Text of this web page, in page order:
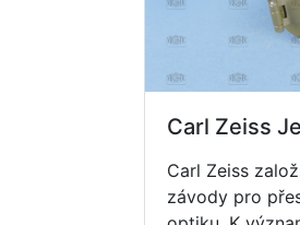
Carl Zeiss
Carl Zeiss
závody pro